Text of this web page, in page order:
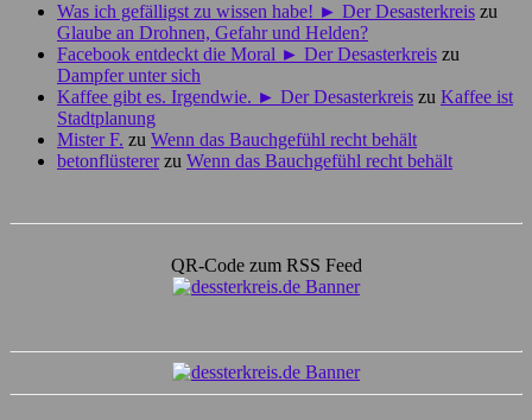
Was ich gefälligst zu wissen habe! ► Der Desasterkreis zu
Glaube an Drohnen, Gefahr und Helden?
Facebook entdeckt die Moral ► Der Desasterkreis zu
Dampfer unter sich
Kaffee gibt es. Irgendwie. ► Der Desasterkreis zu Kaffee ist
Stadtplanung
Mister F. zu Wenn das Bauchgefühl recht behält
betonflüstererzu Wenn das Bauchgefühl recht behält
QR-Code zum RSS Feed